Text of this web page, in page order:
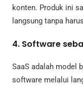
konten. Produk ini
langsung tanpa
4. Software
SaaS adalah model
software melalui